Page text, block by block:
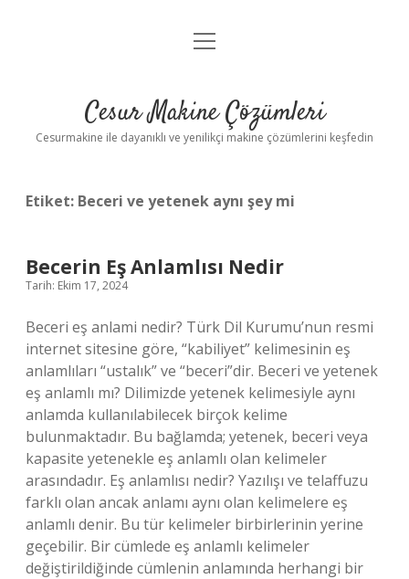
Anasayfa
Yasal Uyarı
menüyü
Cesur Makine Çözümleri
Cesurmakine ile dayanıklı ve yenilikçi makine çözümlerini keşfedin
Etiket: Beceri ve yetenek aynı şey mi
Becerin Eş Anlamlısı Nedir
Tarih: Ekim 17, 2024
Beceri eş anlami nedir? Türk Dil Kurumu’nun resmi
internet sitesine göre, “kabiliyet” kelimesinin eş
anlamlıları “ustalık” ve “beceri”dir. Beceri ve yetenek
eş anlamlı mı? Dilimizde yetenek kelimesiyle aynı
anlamda kullanılabilecek birçok kelime
bulunmaktadır. Bu bağlamda; yetenek, beceri veya
kapasite yetenekle eş anlamlı olan kelimeler
arasındadır. Eş anlamlısı nedir? Yazılışı ve telaffuzu
farklı olan ancak anlamı aynı olan kelimelere eş
anlamlı denir. Bu tür kelimeler birbirlerinin yerine
geçebilir. Bir cümlede eş anlamlı kelimeler
değiştirildiğinde cümlenin anlamında herhangi bir